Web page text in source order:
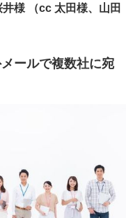
様 （cc 太田様、山田
ールで複数社に宛